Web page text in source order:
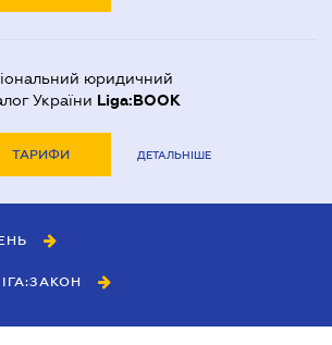
юридичний
України Liga:BOOK
ТАРИФИ ДЕТАЛЬНІШЕ